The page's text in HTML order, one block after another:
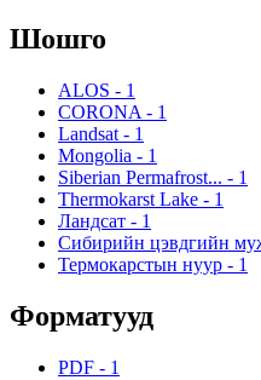
Шошго
ALOS - 1
CORONA - 1
Landsat - 1
Mongolia - 1
Siberian Permafrost... - 1
Thermokarst Lake - 1
Ландсат - 1
Сибирийн цэвдгийн
Термокарстын нуур - 1
Форматууд
PDF - 1